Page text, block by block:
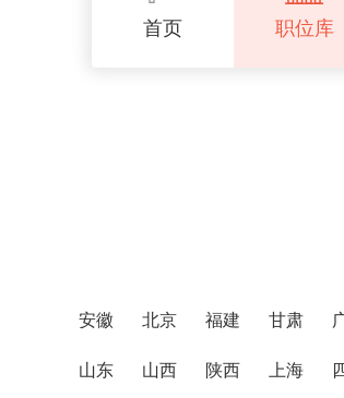
首页 职位库
安徽 北京 福建 甘肃
山东 山西 陕西 上海